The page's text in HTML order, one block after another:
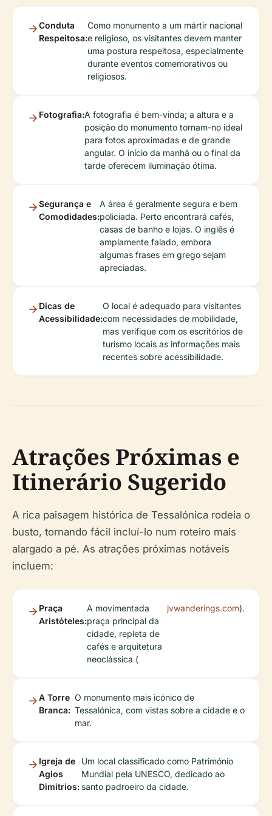
Conduta
Respeitosa:
Como monumento a um mártir nacional
e religioso, os visitantes devem manter
uma postura respeitosa, especialmente
durante eventos comemorativos ou
religiosos.
Fotografia:A fotografia é bem-vinda; a altura e a
posição do monumento tornam-no ideal
para fotos aproximadas e de grande
angular. O início da manhã ou o final da
tarde oferecem iluminação ótima.
Segurança e
Comodidades:
A área é geralmente segura e bem
policiada. Perto encontrará cafés,
casas de banho e lojas. O inglês é
amplamente falado, embora
algumas frases em grego sejam
apreciadas.
Dicas de
Acessibilidade:
O local é adequado para visitantes
com necessidades de mobilidade,
mas verifique com os escritórios de
turismo locais as informações mais
recentes sobre acessibilidade.
Atrações Próximas e
Itinerário Sugerido
A rica paisagem histórica de Tessalónica rodeia o
busto, tornando fácil incluí-lo num roteiro mais
alargado a pé. As atrações próximas notáveis
incluem:
Praça
Aristóteles:
A movimentada
praça principal da
cidade, repleta de
cafés e arquitetura
neoclássica (
jvwanderings.com).
A Torre
Branca:
O monumento mais icónico de
Tessalónica, com vistas sobre a cidade e o
mar.
Igreja de
Agios
Dimitrios:
Um local classificado como Património
Mundial pela UNESCO, dedicado ao
santo padroeiro da cidade.